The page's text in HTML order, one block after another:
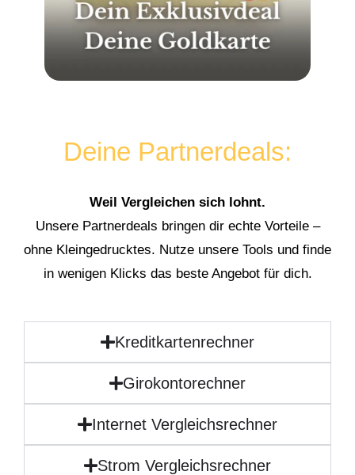
Deine Partnerdeals:
Weil Vergleichen sich lohnt.
Unsere Partnerdeals bringen dir echte Vorteile –
ohne Kleingedrucktes. Nutze unsere Tools und finde
in wenigen Klicks das beste Angebot für dich.
Kreditkartenrechner
Girokontorechner
Internet Vergleichsrechner
Strom Vergleichsrechner